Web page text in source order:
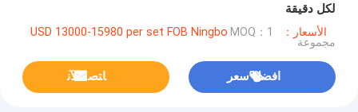
لكل دقيقة
الأسعار：USD 13000-15980 per set FOB Ningbo MOQ：1
مجموعة
افضل سعر ﺎﺘﺼﻟ ﺍﻶﻧ